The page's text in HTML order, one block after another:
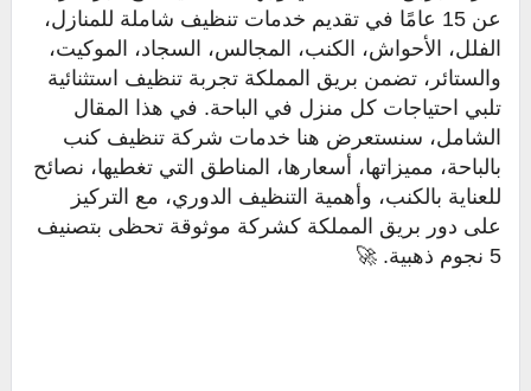
عن 15 عامًا في تقديم خدمات تنظيف شاملة للمنازل،
الفلل، الأحواش، الكنب، المجالس، السجاد، الموكيت،
والستائر، تضمن بريق المملكة تجربة تنظيف استثنائية
تلبي احتياجات كل منزل في الباحة. في هذا المقال
الشامل، سنستعرض هنا خدمات شركة تنظيف كنب
بالباحة، مميزاتها، أسعارها، المناطق التي تغطيها، نصائح
للعناية بالكنب، وأهمية التنظيف الدوري، مع التركيز
على دور بريق المملكة كشركة موثوقة تحظى بتصنيف
5 نجوم ذهبية. 🚀